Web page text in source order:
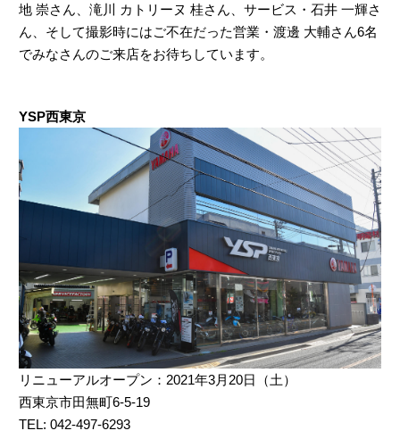
地 崇さん、滝川 カトリーヌ 桂さん、サービス・石井 一輝さ
ん、そして撮影時にはご不在だった営業・渡邊 大輔さん6名
でみなさんのご来店をお待ちしています。
YSP西東京
リニューアルオープン：2021年3月20日（土）
西東京市田無町6-5-19
TEL: 042-497-6293